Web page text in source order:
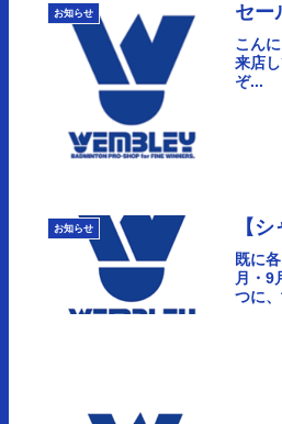
お知らせ セー
こん
来店
ぞ...
お知らせ 【
既に
月・9
つに